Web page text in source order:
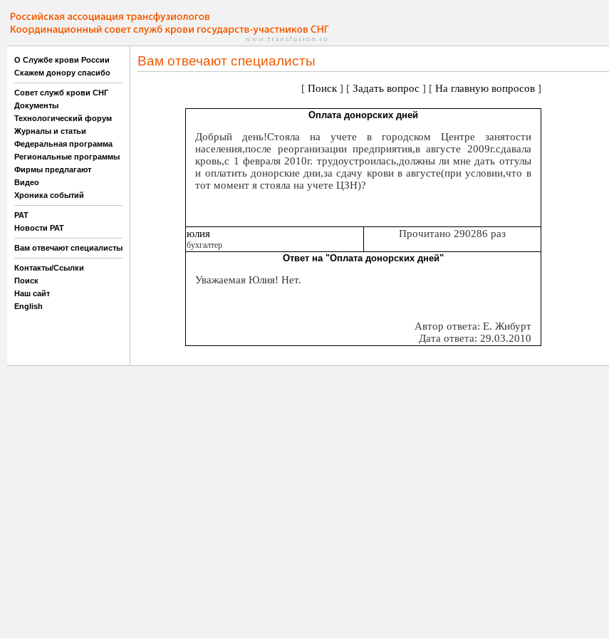
О Службе крови России
Скажем донору спасибо
Совет служб крови СНГ
Документы
Технологический форум
Журналы и статьи
Федеральная программа
Региональные программы
Фирмы предлагают
Видео
Хроника событий
РАТ
Новости РАТ
Вам отвечают специалисты
Контакты/Ссылки
Поиск
Наш сайт
English
Вам отвечают специалисты
[ Поиск] [ Задать вопрос ] [ На главную вопросов]
Оплата донорских дней
Добрый день!Стояла на учете в городском Центре занятости
населения,после реорганизации предприятия,в августе 2009г.сдавала
кровь,с 1 февраля 2010г. трудоустроилась,должны ли мне дать отгулы
и оплатить донорские дни,за сдачу крови в августе(при условии,что в
тот момент я стояла на учете ЦЗН)?
юлия
бухгалтер
Прочитано 290286 раз
Ответ на "Оплата донорских дней"
Уважаемая Юлия! Нет.
Автор ответа: Е. Жибурт
Дата ответа: 29.03.2010